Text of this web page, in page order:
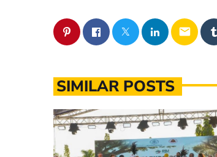
email
SIMILAR POSTS